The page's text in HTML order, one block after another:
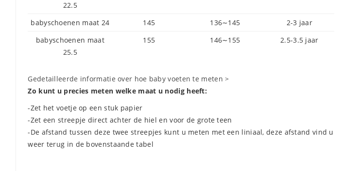
22.5
babyschoenen maat 24 145 136∼145
2-3 jaar
babyschoenen maat
25.5
155 146∼155 2.5-3.5 jaar
Gedetailleerde informatie over hoe baby voeten te meten >
Zo kunt u precies meten welke maat u nodig heeft:
-Zet het voetje op een stuk papier
-Zet een streepje direct achter de hiel en voor de grote teen
-De afstand tussen deze twee streepjes kunt u meten met een liniaal, deze afstand vind u
weer terug in de bovenstaande tabel